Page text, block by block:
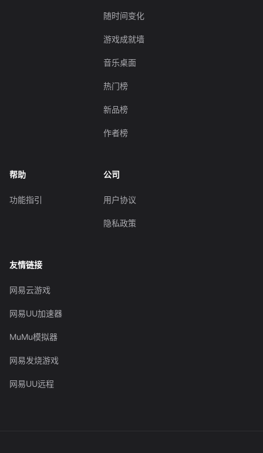
随时间变化
游戏成就墙
音乐桌面
热门榜
新品榜
作者榜
帮助
功能指引
公司
用户协议
隐私政策
友情链接
网易云游戏
网易UU加速器
MuMu模拟器
网易发烧游戏
网易UU远程